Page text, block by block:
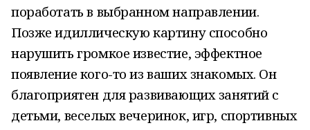
поработать в выбранном направлении.
Позже идиллическую картину способно
нарушить громкое известие, эффектное
появление кого-то из ваших знакомых. Он
благоприятен для развивающих занятий с
детьми, веселых вечеринок, игр, спортивных